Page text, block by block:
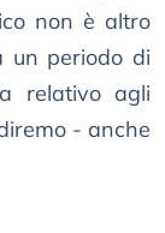
non è altro
un periodo di
relativo agli
- anche